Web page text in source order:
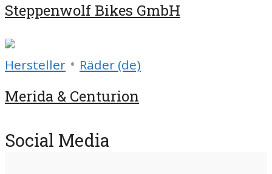
Steppenwolf Bikes GmbH
Hersteller • Räder (de)
Merida & Centurion
Social Media